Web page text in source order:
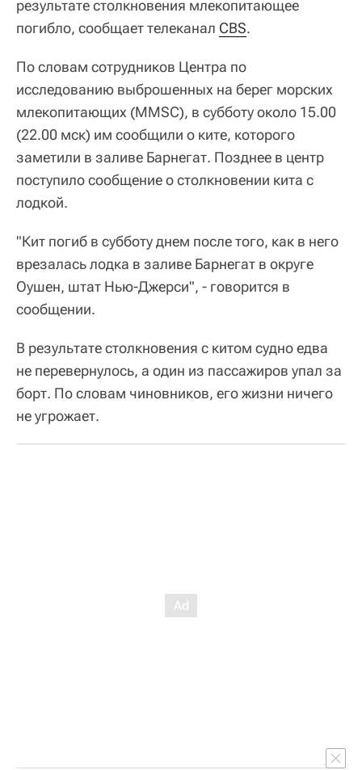
результате столкновения млекопитающее
погибло, сообщает телеканал CBS.
По словам сотрудников Центра по
исследованию выброшенных на берег морских
млекопитающих (MMSC), в субботу около 15.00
(22.00 мск) им сообщили о ките, которого
заметили в заливе Барнегат. Позднее в центр
поступило сообщение о столкновении кита с
лодкой.
"Кит погиб в субботу днем после того, как в него
врезалась лодка в заливе Барнегат в округе
Оушен, штат Нью-Джерси", - говорится в
сообщении.
В результате столкновения с китом судно едва
не перевернулось, а один из пассажиров упал за
борт. По словам чиновников, его жизни ничего
не угрожает.